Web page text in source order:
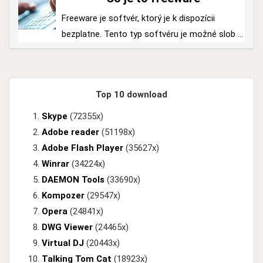
Freeware je softvér, ktorý je k dispozícii
bezplatne. Tento typ softvéru je možné slob ...
Top 10 download
Skype (72355x)
Adobe reader (51198x)
Adobe Flash Player (35627x)
Winrar (34224x)
DAEMON Tools (33690x)
Kompozer (29547x)
Opera (24841x)
DWG Viewer (24465x)
Virtual DJ (20443x)
Talking Tom Cat (18923x)